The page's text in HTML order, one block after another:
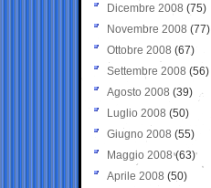
Dicembre 2008 (75)
Novembre 2008 (77)
Ottobre 2008 (67)
Settembre 2008 (56)
Agosto 2008 (39)
Luglio 2008 (50)
Giugno 2008 (55)
Maggio 2008(63)
Aprile 2008 (50)